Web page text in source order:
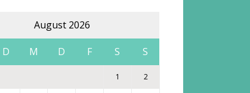
August 2026
D M D F S S
1 2